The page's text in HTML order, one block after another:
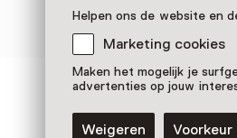
Helpen ons de website en
Marketing cookies
Maken het mogelijk je
advertenties op jouw
Weigeren
Zien &